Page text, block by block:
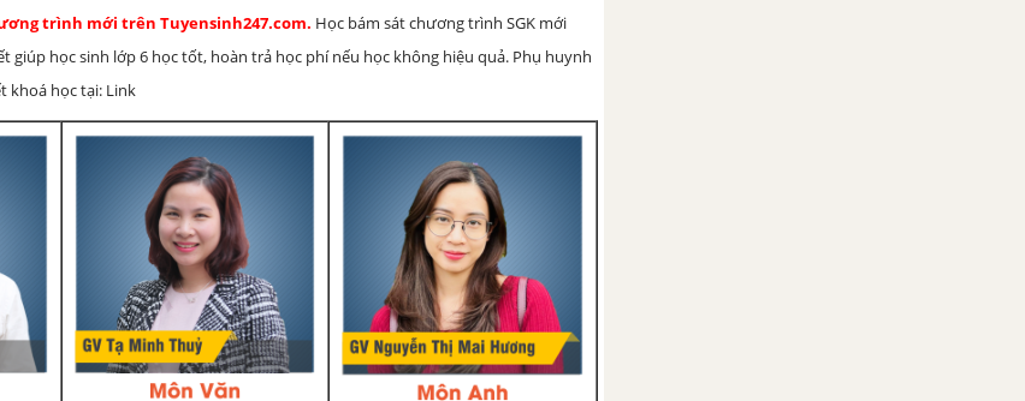
trình mới trên Tuyensinh247.com. Học bám sát chương trình SGK mới
giúp học sinh lớp 6 học tốt, hoàn trả học phí nếu học không hiệu quả. Phụ huynh
khoá học tại: Link